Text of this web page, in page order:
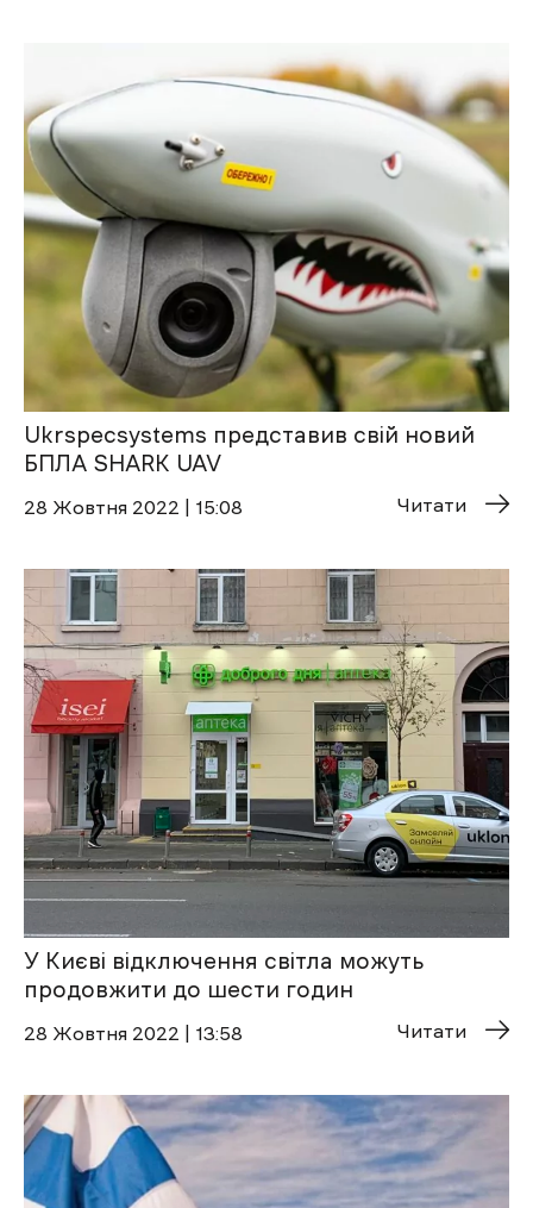
Ukrspecsystems представив свій новий
БПЛА SHARK UAV
28 Жовтня 2022 | 15:08 Читати
У Києві відключення світла можуть
продовжити до шести годин
28 Жовтня 2022 | 13:58 Читати